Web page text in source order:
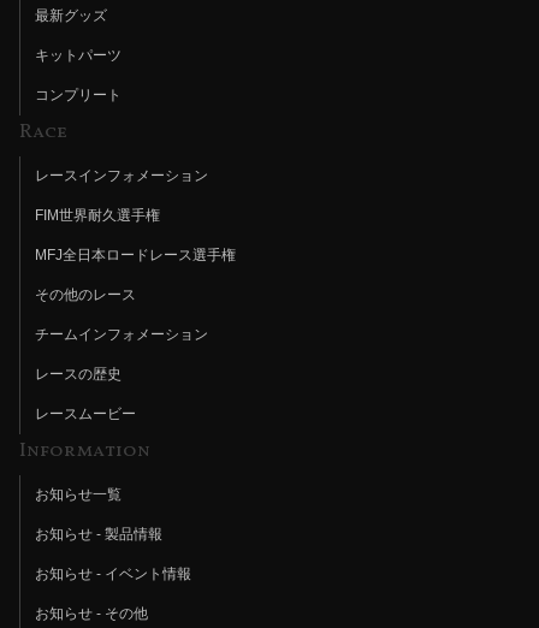
最新グッズ
キットパーツ
コンプリート
Race
レースインフォメーション
FIM世界耐久選手権
MFJ全日本ロードレース選手権
その他のレース
チームインフォメーション
レースの歴史
レースムービー
Information
お知らせ一覧
お知らせ - 製品情報
お知らせ - イベント情報
お知らせ - その他